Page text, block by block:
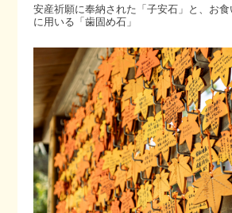
安産祈願に奉納された「子安石」と、お
に用いる「歯固め石」